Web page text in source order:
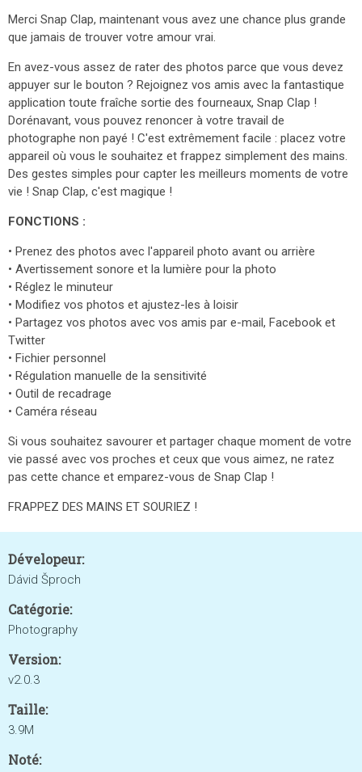
Merci Snap Clap, maintenant vous avez une chance plus grande
que jamais de trouver votre amour vrai.
En avez-vous assez de rater des photos parce que vous devez
appuyer sur le bouton ? Rejoignez vos amis avec la fantastique
application toute fraîche sortie des fourneaux, Snap Clap !
Dorénavant, vous pouvez renoncer à votre travail de
photographe non payé ! C'est extrêmement facile : placez votre
appareil où vous le souhaitez et frappez simplement des mains.
Des gestes simples pour capter les meilleurs moments de votre
vie ! Snap Clap, c'est magique !
FONCTIONS :
• Prenez des photos avec l'appareil photo avant ou arrière
• Avertissement sonore et la lumière pour la photo
• Réglez le minuteur
• Modifiez vos photos et ajustez-les à loisir
• Partagez vos photos avec vos amis par e-mail, Facebook et
Twitter
• Fichier personnel
• Régulation manuelle de la sensitivité
• Outil de recadrage
• Caméra réseau
Si vous souhaitez savourer et partager chaque moment de votre
vie passé avec vos proches et ceux que vous aimez, ne ratez
pas cette chance et emparez-vous de Snap Clap !
FRAPPEZ DES MAINS ET SOURIEZ !
Dévelopeur:
Dávid Šproch
Catégorie:
Photography
Version:
v2.0.3
Taille:
3.9M
Noté: